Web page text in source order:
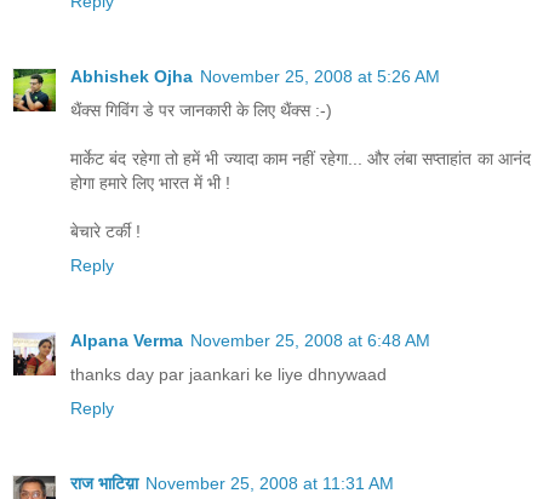
Abhishek Ojha November 25, 2008 at 5:26 AM
थैंक्स गिविंग डे पर जानकारी के लिए थैंक्स :-)
मार्केट बंद रहेगा तो हमें भी ज्यादा काम नहीं रहेगा... और लंबा सप्ताहांत का आनंद
होगा हमारे लिए भारत में भी !
बेचारे टर्की !
Reply
Alpana Verma November 25, 2008 at 6:48 AM
thanks day par jaankari ke liye dhnywaad
Reply
राज भाटिय़ा November 25, 2008 at 11:31 AM